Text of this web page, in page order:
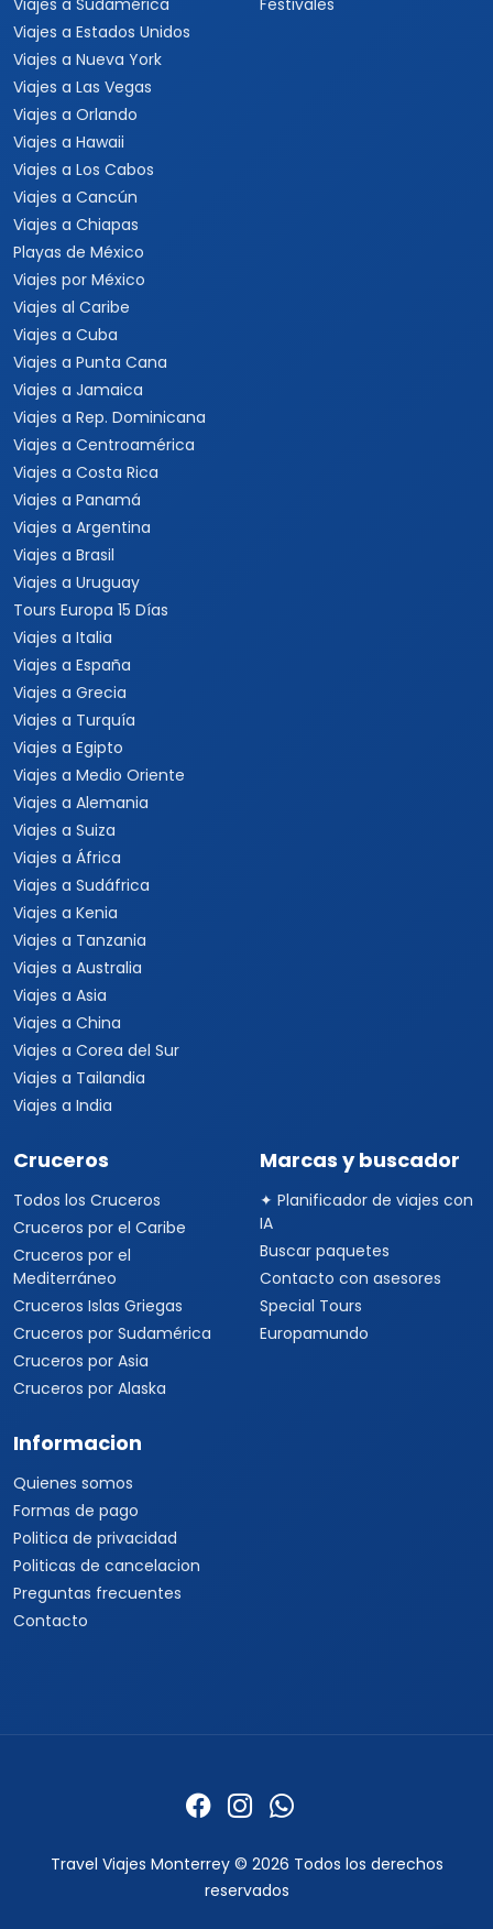
Viajes a Sudamérica
Viajes a Estados Unidos
Viajes a Nueva York
Viajes a Las Vegas
Viajes a Orlando
Viajes a Hawaii
Viajes a Los Cabos
Viajes a Cancún
Viajes a Chiapas
Playas de México
Viajes por México
Viajes al Caribe
Viajes a Cuba
Viajes a Punta Cana
Viajes a Jamaica
Viajes a Rep. Dominicana
Viajes a Centroamérica
Viajes a Costa Rica
Viajes a Panamá
Viajes a Argentina
Viajes a Brasil
Viajes a Uruguay
Tours Europa 15 Días
Viajes a Italia
Viajes a España
Viajes a Grecia
Viajes a Turquía
Viajes a Egipto
Viajes a Medio Oriente
Viajes a Alemania
Viajes a Suiza
Viajes a África
Viajes a Sudáfrica
Viajes a Kenia
Viajes a Tanzania
Viajes a Australia
Viajes a Asia
Viajes a China
Viajes a Corea del Sur
Viajes a Tailandia
Viajes a India
Festivales
Cruceros
Todos los Cruceros
Cruceros por el Caribe
Cruceros por el
Mediterráneo
Cruceros Islas Griegas
Cruceros por Sudamérica
Cruceros por Asia
Cruceros por Alaska
Marcas y buscador
✦ Planificador de viajes con
IA
Buscar paquetes
Contacto con asesores
Special Tours
Europamundo
Informacion
Quienes somos
Formas de pago
Politica de privacidad
Politicas de cancelacion
Preguntas frecuentes
Contacto
Travel Viajes Monterrey © 2026 Todos los derechos
reservados